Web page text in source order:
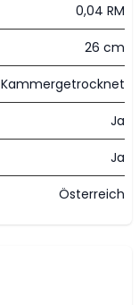
0,04 RM
26 cm
Kammergetrocknet
Ja
Ja
Österreich